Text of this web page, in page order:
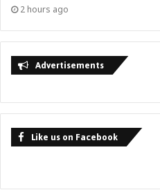
2 hours ago
Advertisements
Like us on Facebook